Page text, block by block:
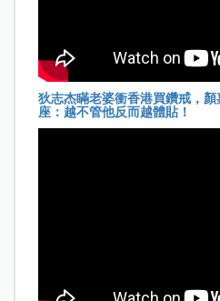
狄志杰瞞老婆衝香港買鑽戒，
座：越不管他反而越體貼！